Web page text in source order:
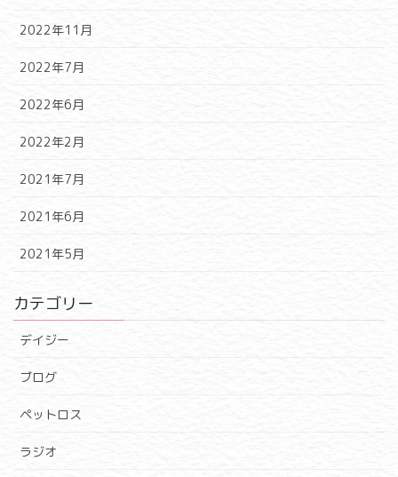
2022年11月
2022年7月
2022年6月
2022年2月
2021年7月
2021年6月
2021年5月
カテゴリー
デイジー
ブログ
ペットロス
ラジオ